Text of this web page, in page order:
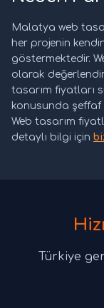
Malatya web
her projenin
göstermektedir.
olarak
tasarım fiyatları
konusunda şeffaf
Web tasarım
detaylı bilgi için
Türkiye